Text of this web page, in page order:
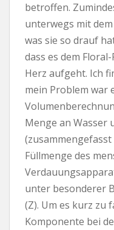
betroffen.
unterwegs mit
was sie so drauf
dass es dem
Herz aufgeht. Ich
mein Problem war
Menge an Wasser
Füllmenge des
unter besonderer
(Z). Um es kurz zu
Komponente bei